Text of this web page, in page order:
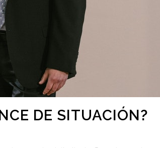
DE SITUACIÓN?